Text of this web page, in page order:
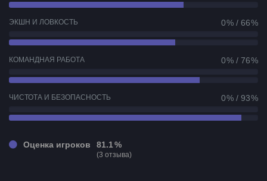
ЭКШН И ЛОВКОСТЬ 0 % / 66 %
КОМАНДНАЯ РАБОТА 0 % / 76 %
ЧИСТОТА И БЕЗОПАСНОСТЬ 0 % / 93 %
Оценка игроков 81.1 %
(3 отзыва)